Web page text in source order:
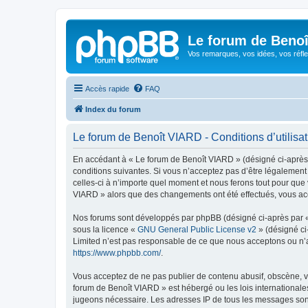
Le forum de
Vos remarques, vos idées, vos
Accès rapide FAQ
Index du forum
Le forum de Benoît VIARD - Conditions
En accédant à « Le forum de Benoît VIARD » (désigné ci-
conditions suivantes. Si vous n’acceptez pas d’être
celles-ci à n’importe quel moment et nous ferons tout pour
VIARD » alors que des changements ont été effectués, vous
Nos forums sont développés par phpBB (désigné ci-après
sous la licence « GNU General Public License v2 » (désigné
Limited n’est pas responsable de ce que nous acceptons ou
https://www.phpbb.com/.
Vous acceptez de ne pas publier de contenu abusif,
forum de Benoît VIARD » est hébergé ou les lois
jugeons nécessaire. Les adresses IP de tous les messages